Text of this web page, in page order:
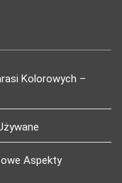
Kolorowych –
Aspekty